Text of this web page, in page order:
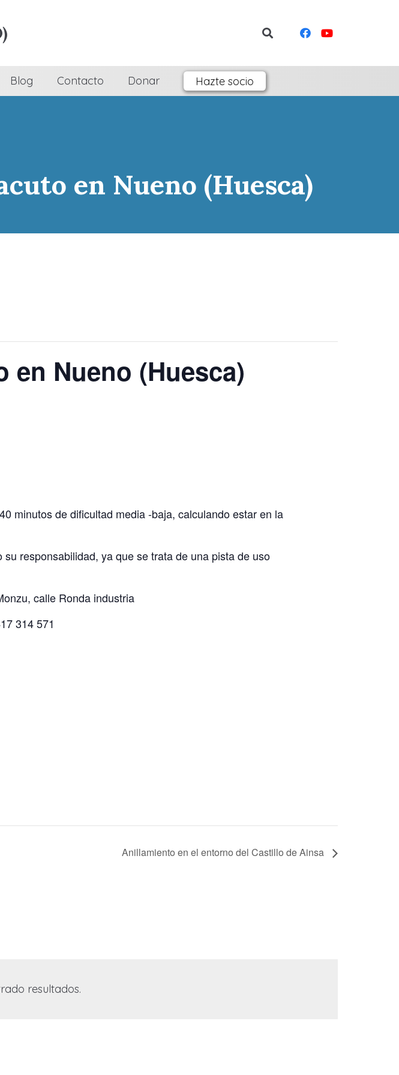
Blog Contacto Donar Hazte socio
en Nueno (Huesca)
Nueno (Huesca)
minutos de dificultad media -baja, calculando estar en la
responsabilidad, ya que se trata de una pista de uso
calle Ronda industria
314 571
Anillamiento en el entorno del Castillo de Ainsa
resultados.